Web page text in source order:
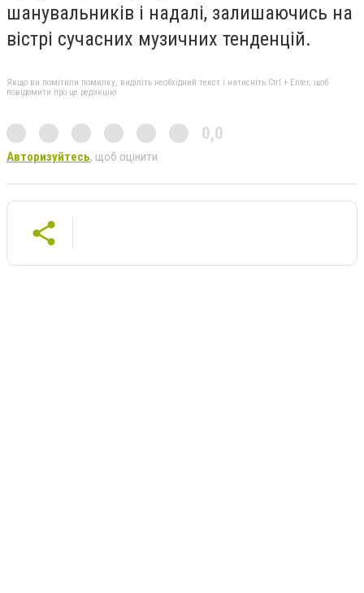
шанувальників і надалі, залишаючись на
вістрі сучасних музичних тенденцій.
Якщо ви помітили помилку, виділіть необхідний текст і натисніть Ctrl + Enter, щоб
повідомити про це редакцію
0,0
Авторизуйтесь, щоб оцінити